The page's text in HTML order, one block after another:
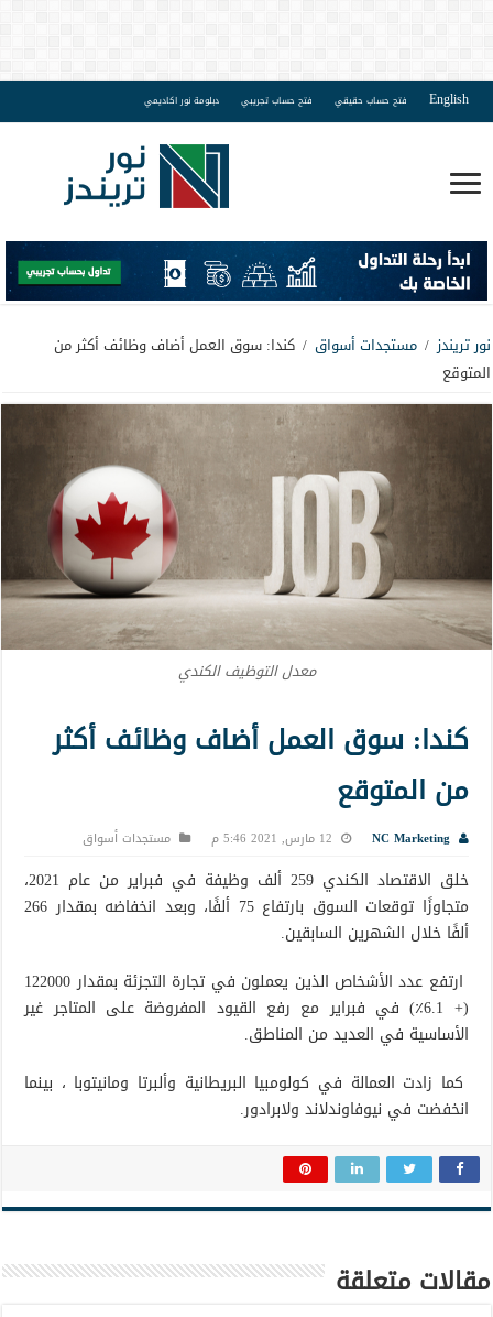
English فتح حساب حقيقي فتح حساب تجريبي دبلومة نور اكاديمي
نور تريندز / مستجدات أسواق / كندا: سوق العمل أضاف وظائف أكثر من
المتوقع
معدل التوظيف الكندي
كندا: سوق العمل أضاف وظائف أكثر
من المتوقع
NC Marketing 12 مارس, 2021 5:46 م مستجدات أسواق
خلق الاقتصاد الكندي 259 ألف وظيفة في فبراير من عام 2021،
متجاوزًا توقعات السوق بارتفاع 75 ألفًا، وبعد انخفاضه بمقدار 266
ألفًا خلال الشهرين السابقين.
ارتفع عدد الأشخاص الذين يعملون في تجارة التجزئة بمقدار 122000
(+ 6.1٪) في فبراير مع رفع القيود المفروضة على المتاجر غير
الأساسية في العديد من المناطق.
كما زادت العمالة في كولومبيا البريطانية وألبرتا ومانيتوبا ، بينما
انخفضت في نيوفاوندلاند ولابرادور.
مقالات متعلقة